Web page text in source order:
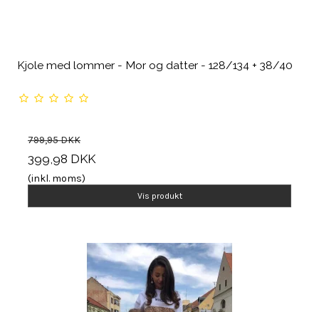
Kjole med lommer - Mor og datter - 128/134 + 38/40
799,95 DKK
399,98 DKK
(inkl. moms)
Vis produkt